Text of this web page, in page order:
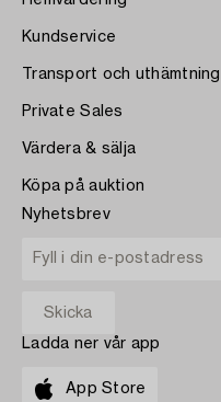
Kundservice
Transport och uthämtning
Private Sales
Värdera & sälja
Köpa på auktion
Nyhetsbrev
Ladda ner vår app
App Store